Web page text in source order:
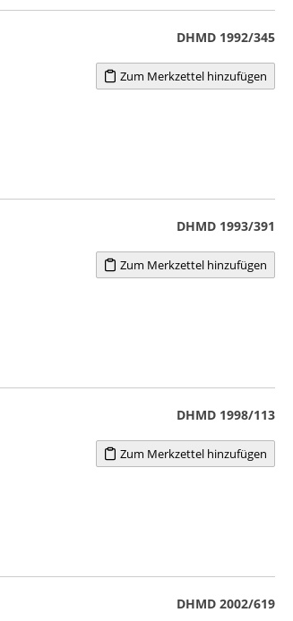
DHMD 1992/345
Zum Merkzettel hinzufügen
DHMD 1993/391
Zum Merkzettel hinzufügen
DHMD 1998/113
Zum Merkzettel hinzufügen
DHMD 2002/619